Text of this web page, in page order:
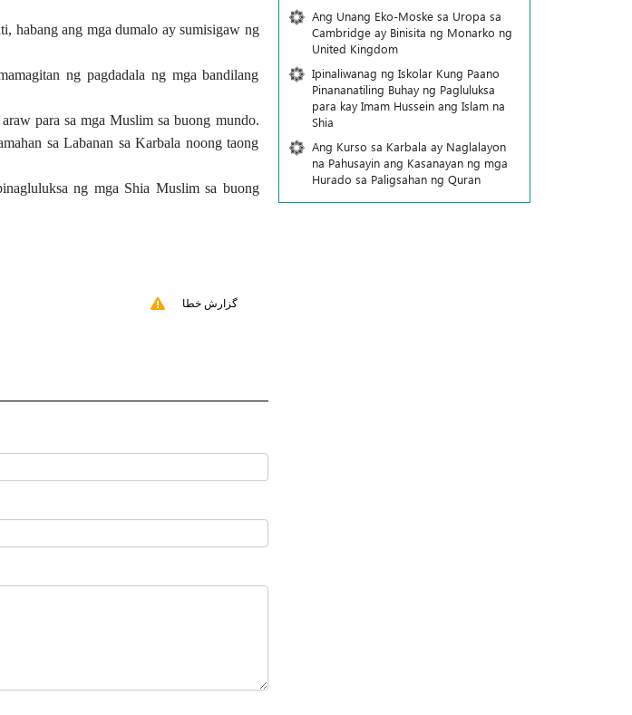
habang ang mga dumalo ay sumisigaw ng
ng pagdadala ng mga bandilang
para sa mga Muslim sa buong mundo.
sa Labanan sa Karbala noong taong
ng mga Shia Muslim sa buong
گزارش خطا
Ang Unang Eko-Moske sa Uropa sa
Cambridge ay Binisita ng Monarko ng
United Kingdom
Ipinaliwanag ng Iskolar Kung Paano
Pinananatiling Buhay ng Pagluluksa
para kay Imam Hussein ang Islam na
Shia
Ang Kurso sa Karbala ay Naglalayon
na Pahusayin ang Kasanayan ng mga
Hurado sa Paligsahan ng Quran